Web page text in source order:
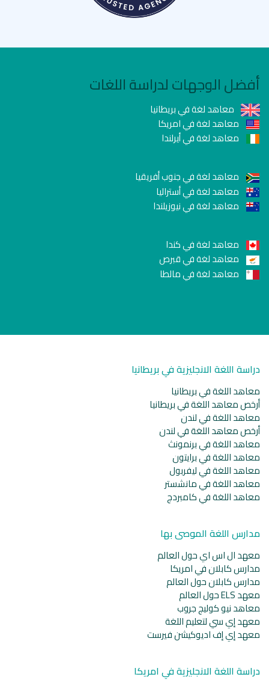
أفضل الوجهات لدراسة اللغات
معاهد لغة في بريطانيا
معاهد لغة في امريكا
معاهد لغة في أيرلندا
معاهد لغة في جنوب أفريقيا
معاهد لغة في أستراليا
معاهد لغة في نيوزيلندا
معاهد لغة في كندا
معاهد لغة في قبرص
معاهد لغة في مالطا
دراسة اللغة الانجليزية في بريطانيا
معاهد اللغة في بريطانيا
أرخص معاهد اللغة في بريطانيا
معاهد اللغة في لندن
أرخص معاهد اللغة في لندن
معاهد اللغة في برنمونث
معاهد اللغة في برايتون
معاهد اللغة في ليفربول
معاهد اللغة في مانشستر
معاهد اللغة في كامبردج
مدارس اللغة الموصى بها
معهد ال اس اي حول العالم
مدارس كابلان في امريكا
مدارس كابلان حول العالم
معهد ELS حول العالم
معاهد نيو كوليج جروب
معهد إي سي لتعليم اللغة
معهد إي إف اديوكيشن فيرست
دراسة اللغة الانجليزية في امريكا